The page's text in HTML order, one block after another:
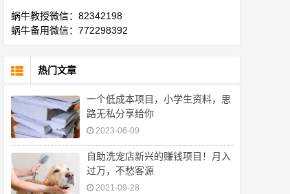
蜗牛教授微信：82342198
蜗牛备用微信：772298392
热门文章
一个低成本项目，小学生资料，思
路无私分享给你
2023-06-09
自助洗宠店新兴的赚钱项目！月入
过万，不愁客源
2021-09-28